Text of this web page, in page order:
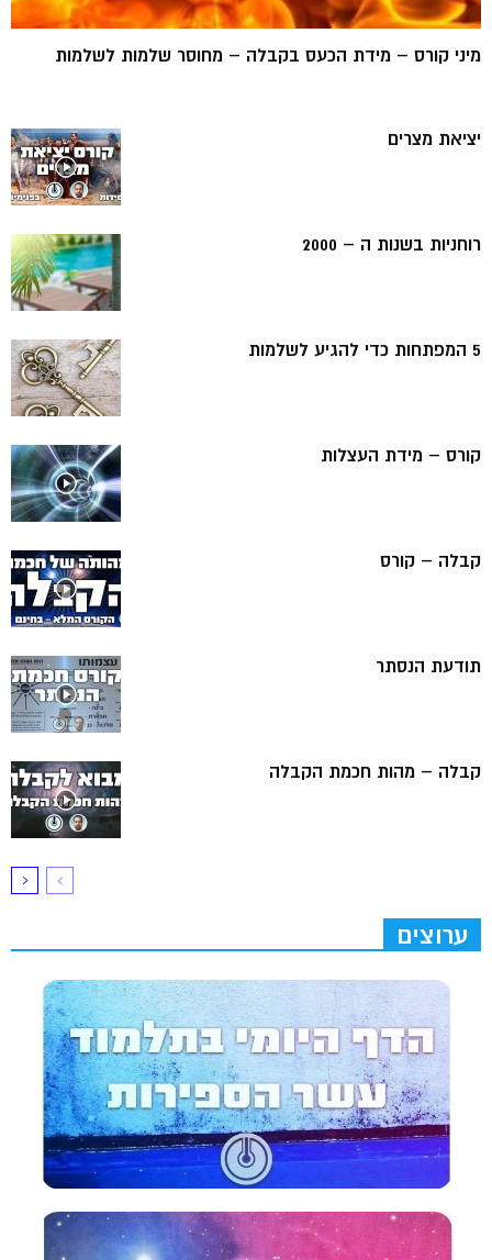
מיני קורס – מידת הכעס בקבלה – מחוסר שלמות לשלמות
יציאת מצרים
רוחניות בשנות ה – 2000
5 המפתחות כדי להגיע לשלמות
קורס – מידת העצלות
קבלה – קורס
תודעת הנסתר
קבלה – מהות חכמת הקבלה
ערוצים